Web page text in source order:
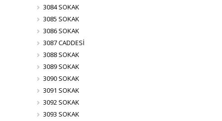
3084 SOKAK
3085 SOKAK
3086 SOKAK
3087 CADDESİ
3088 SOKAK
3089 SOKAK
3090 SOKAK
3091 SOKAK
3092 SOKAK
3093 SOKAK